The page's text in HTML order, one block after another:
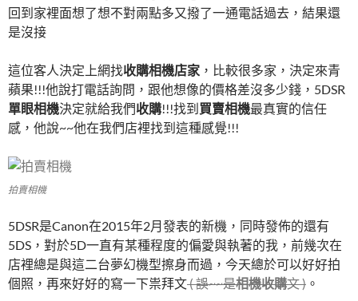
回到家裡面想了想不對兩點多又撥了一通電話過去，結果還
是沒接
這位客人決定上網找收購相機店家 ，比較很多家，決定來青
蘋果!!!他說打電話詢問，跟他想像的價格差沒多少錢，5DSR
單眼相機決定就給我們收購!!!找到 買賣相機最真實的信任
感，他說~~他在我們店裡找到這種感覺!!!
拍賣相機
5DSR是Canon在2015年2月發表的新機，同時發佈的還有
5DS，對於5D一直有某種程度的偏愛與執著的我，前幾次在
店裡總是與這二台夢幻機型擦身而過，今天總於可以好好拍
個照，再來好好的寫一下祟拜文( 誤~~是相機收購文 ) 。